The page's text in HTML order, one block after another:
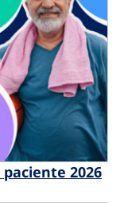
2026